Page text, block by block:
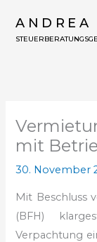
InhaltANDREA
mit
30. November
Mit Beschluss
(BFH)
Verpachtung